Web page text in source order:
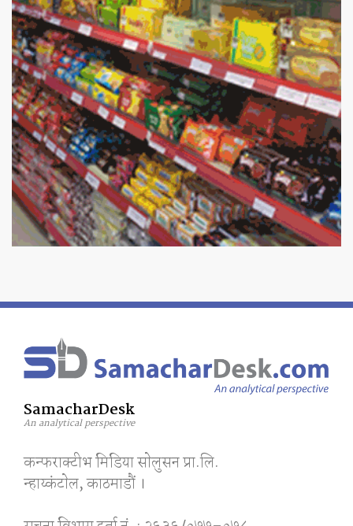
SamacharDesk
An analytical perspective
कन्फराक्टीभ मिडिया साेलुसन प्रा.लि.
न्हाय्कंटाेल, काठमाडाैं ।